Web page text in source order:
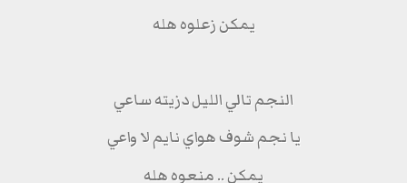
يمكن زعلوه هله
النجم تالي الليل دزيته ساعي
يا نجم شوف هواي نايم لا واعي
يمكن .. منعوه هله